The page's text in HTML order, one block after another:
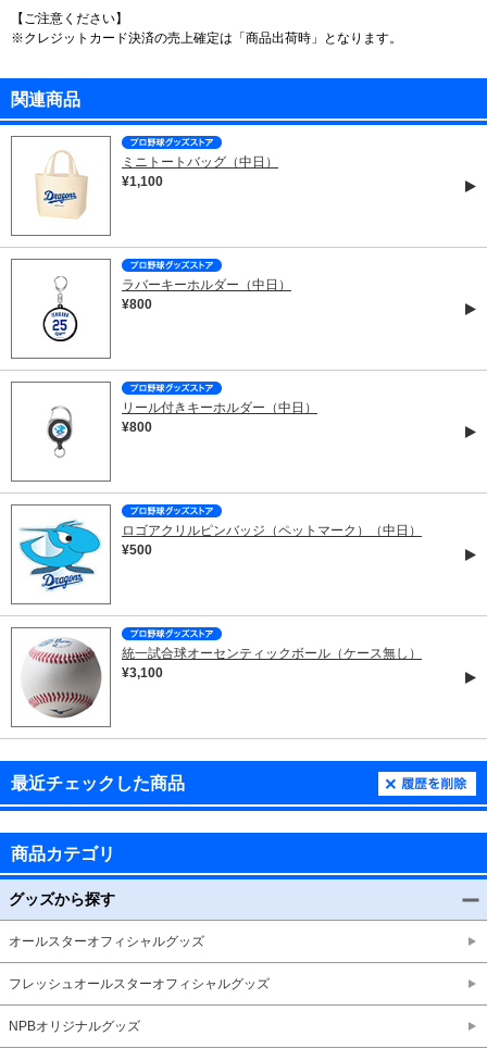
【ご注意ください】
※クレジットカード決済の売上確定は「商品出荷時」となります。
関連商品
ミニトートバッグ（中日）
¥1,100
ラバーキーホルダー（中日）
¥800
リール付きキーホルダー（中日）
¥800
ロゴアクリルピンバッジ（ペットマーク）（中日）
¥500
統一試合球オーセンティックボール（ケース無し）
¥3,100
最近チェックした商品
商品カテゴリ
グッズから探す
オールスターオフィシャルグッズ
フレッシュオールスターオフィシャルグッズ
NPBオリジナルグッズ